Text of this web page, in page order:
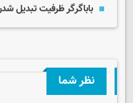
باباگرگر ظرفیت تبدیل
نظر شما